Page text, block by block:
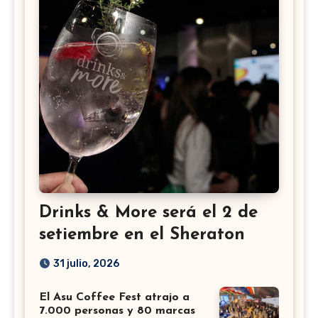
Drinks & More será el 2 de
setiembre en el Sheraton
31 julio, 2026
El Asu Coffee Fest atrajo a
7.000 personas y 80 marcas